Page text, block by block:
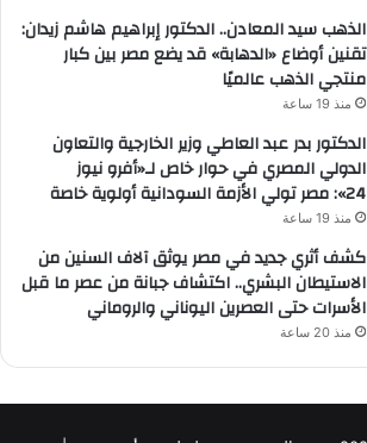
الذهب سيد المعادن.. الدكتور إبراهيم هاشم زيدان:
تقنين أوضاع «الدهابة» قد يضع مصر بين كبار
منتجي الذهب عالميًا
منذ 19 ساعة
الدكتور بدر عبد العاطي وزير الخارجية والتعاون
الدولي المصري في حوار خاص لـ«أفرو نيوز
24»: مصر تولي الأزمة السودانية أولوية خاصة
منذ 19 ساعة
كشف أثري جديد في مصر يوثق آلاف السنين من
الاستيطان البشري.. اكتشاف جبانة من عصر ما قبل
الأسرات حتى العصرين اليوناني والروماني
منذ 20 ساعة